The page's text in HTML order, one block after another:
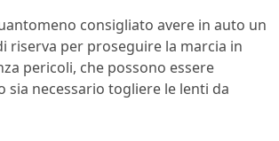
consigliato avere in auto un
riserva per proseguire la marcia in
pericoli, che possono essere
sia necessario togliere le lenti da